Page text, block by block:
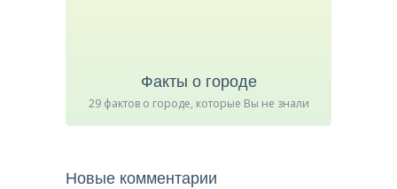
Факты о городе
29 фактов о городе, которые Вы не знали
Новые комментарии